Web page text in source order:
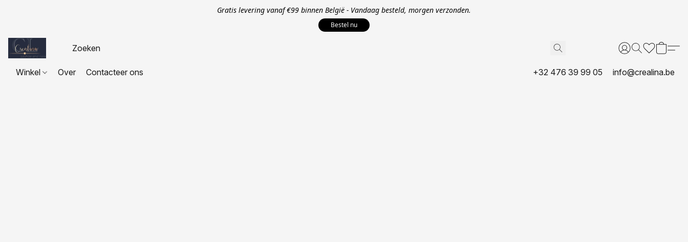
Gratis levering vanaf €99 binnen België - Vandaag besteld, morgen verzonden.
Bestel nu
Winkel Over Contacteer ons +32 476 39 99 05 info@crealina.be